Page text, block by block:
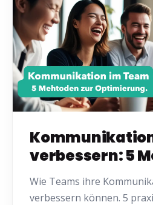
verbessern: 5
Wie Teams ihre
verbessern können. 5